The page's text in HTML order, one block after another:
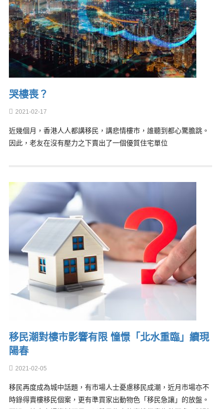
哭樓喪？
2021-02-17
近幾個月，香港人人都講移民，講悲情樓市，誰聽到都心驚膽跳。
因此，老友在沒有壓力之下賣出了一個優質住宅單位
移民潮對樓市影響有限 憧憬「北水重臨」續現
陽春
2021-02-05
移民再度成為城中話題，有市場人士憂慮移民成潮，近月市場亦不
時錄得賣樓移民個案，更有準買家出動物色「移民急讓」的放盤。